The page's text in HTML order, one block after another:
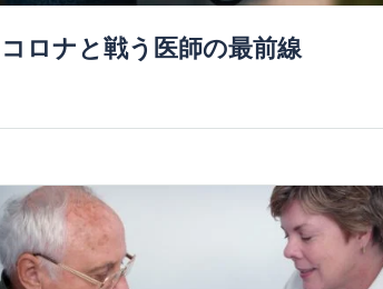
コロナと戦う医師の最前線